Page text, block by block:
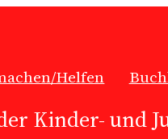
Helfen
Kinder- und